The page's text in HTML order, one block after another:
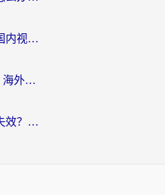
在国外有什么软件可以看国内视频？留学生亲测的追剧救星来了
全民K歌国外可以打开吗？海外党听歌听书无限制的实用指南
国外能听歌的音乐软件总失效？这篇教你怎么在海外流畅听网易云